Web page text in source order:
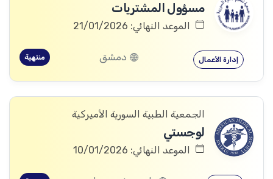
مسؤول المشتريات
الموعد النهائي: 21/01/2026
إدارة الأعمال دمشق منتهية
الجمعية الطبية السورية الأميركية
لوجستي
الموعد النهائي: 10/01/2026